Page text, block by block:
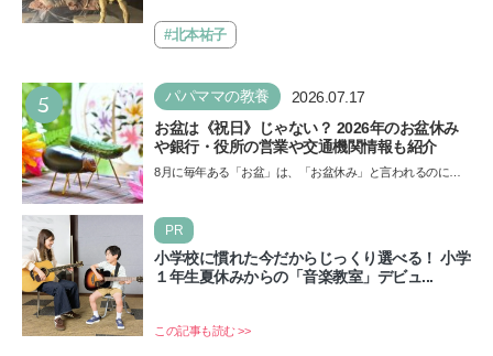
催…
#北本祐子
5 パパママの教養 2026.07.17
お盆は《祝日》じゃない？ 2026年のお盆休み
や銀行・役所の営業や交通機関情報も紹介
8月に毎年ある「お盆」は、「お盆休み」と言われるのに祝
盆…
PR
小学校に慣れた今だからじっくり選べる！ 小学
１年生夏休みからの「音楽教室」デビュ...
この記事も読む >>